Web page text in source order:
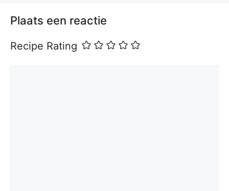
Plaats een reactie
Recipe Rating